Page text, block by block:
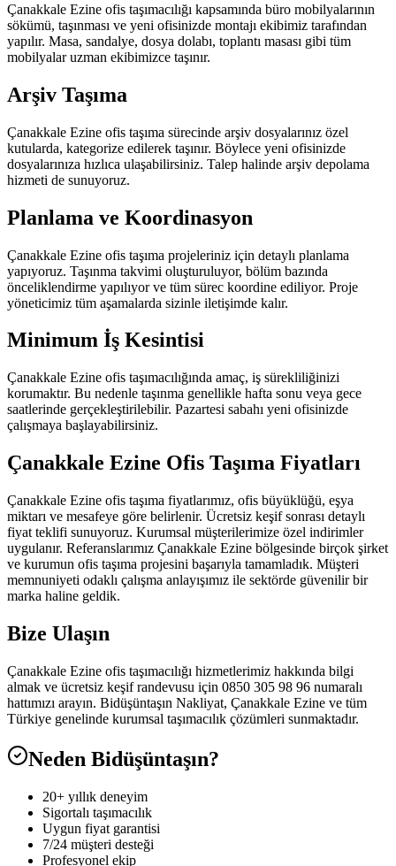
Çanakkale Ezine ofis taşımacılığı kapsamında büro mobilyalarının
sökümü, taşınması ve yeni ofisinizde montajı ekibimiz tarafından
yapılır. Masa, sandalye, dosya dolabı, toplantı masası gibi tüm
mobilyalar uzman ekibimizce taşınır.
Arşiv Taşıma
Çanakkale Ezine ofis taşıma sürecinde arşiv dosyalarınız özel
kutularda, kategorize edilerek taşınır. Böylece yeni ofisinizde
dosyalarınıza hızlıca ulaşabilirsiniz. Talep halinde arşiv depolama
hizmeti de sunuyoruz.
Planlama ve Koordinasyon
Çanakkale Ezine ofis taşıma projeleriniz için detaylı planlama
yapıyoruz. Taşınma takvimi oluşturuluyor, bölüm bazında
önceliklendirme yapılıyor ve tüm sürec koordine ediliyor. Proje
yöneticimiz tüm aşamalarda sizinle iletişimde kalır.
Minimum İş Kesintisi
Çanakkale Ezine ofis taşımacılığında amaç, iş sürekliliğinizi
korumaktır. Bu nedenle taşınma genellikle hafta sonu veya gece
saatlerinde gerçekleştirilebilir. Pazartesi sabahı yeni ofisinizde
çalışmaya başlayabilirsiniz.
Çanakkale Ezine Ofis Taşıma Fiyatları
Çanakkale Ezine ofis taşıma fiyatlarımız, ofis büyüklüğü, eşya
miktarı ve mesafeye göre belirlenir. Ücretsiz keşif sonrası detaylı
fiyat teklifi sunuyoruz. Kurumsal müşterilerimize özel indirimler
uygulanır. Referanslarımız Çanakkale Ezine bölgesinde birçok şirket
ve kurumun ofis taşıma projesini başarıyla tamamladık. Müşteri
memnuniyeti odaklı çalışma anlayışımız ile sektörde güvenilir bir
marka haline geldik.
Bize Ulaşın
Çanakkale Ezine ofis taşımacılığı hizmetlerimiz hakkında bilgi
almak ve ücretsiz keşif randevusu için 0850 305 98 96 numaralı
hattımızı arayın. Bidüşüntaşın Nakliyat, Çanakkale Ezine ve tüm
Türkiye genelinde kurumsal taşımacılık çözümleri sunmaktadır.
Neden Bidüşüntaşın?
20+ yıllık deneyim
Sigortalı taşımacılık
Uygun fiyat garantisi
7/24 müşteri desteği
Profesyonel ekip